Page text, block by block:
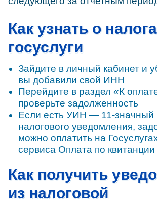
Как узнать о
госуслуги
Зайдите в личный кабинет и
вы добавили свой ИНН
Перейдите в раздел «К
проверьте задолженность
Если есть УИН — 11-значный
налогового уведомления,
можно оплатить на
сервиса Оплата по квитанции
Как получить
из налоговой